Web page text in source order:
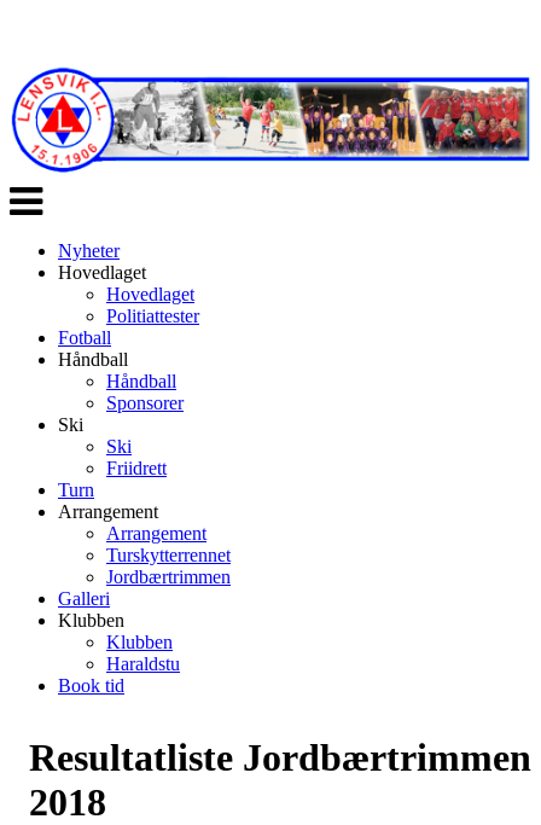
Veksle
navigasjon
Nyheter
Hovedlaget
Hovedlaget
Politiattester
Fotball
Håndball
Håndball
Sponsorer
Ski
Ski
Friidrett
Turn
Arrangement
Arrangement
Turskytterrennet
Jordbærtrimmen
Galleri
Klubben
Klubben
Haraldstu
Book tid
Resultatliste Jordbærtrimmen
2018